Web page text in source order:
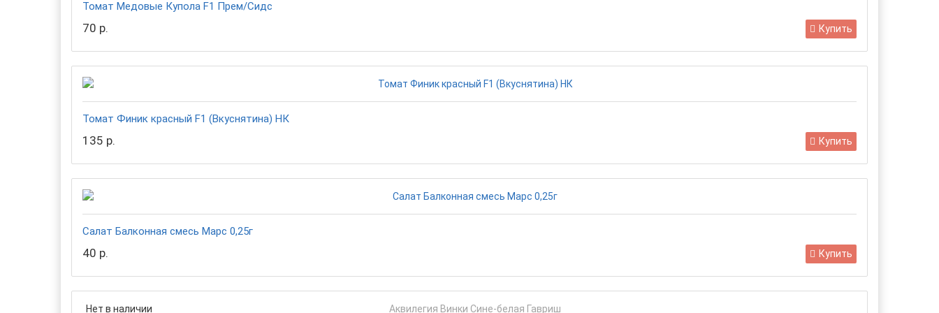
Томат Медовые Купола F1 Прем/Сидс
70 р. Купить
Томат Финик красный F1 (Вкуснятина) НК
135 р. Купить
Салат Балконная смесь Марс 0,25г
40 р. Купить
Нет в наличии